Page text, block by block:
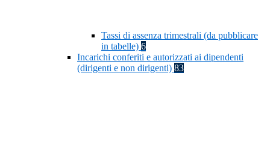
Tassi di assenza trimestrali (da pubblicare
in tabelle) 6
Incarichi conferiti e autorizzati ai dipendenti
(dirigenti e non dirigenti) 83